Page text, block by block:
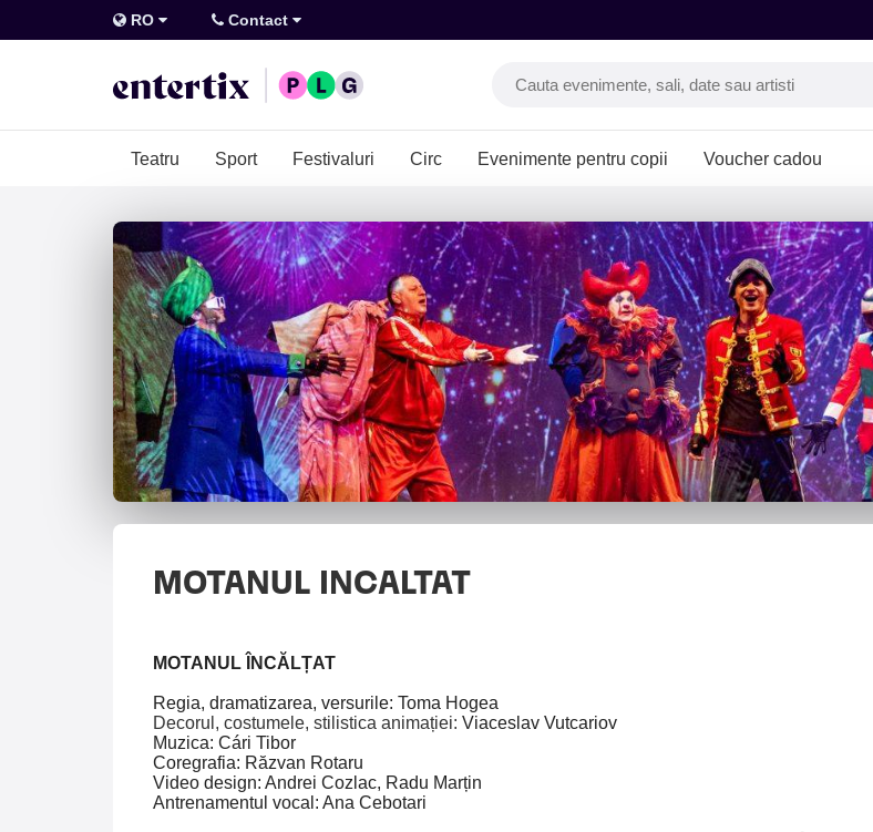
RO Contact
Teatru Sport Festivaluri Circ Evenimente pentru copii Voucher cadou
MOTANUL INCALTAT
MOTANUL ÎNCĂLȚAT
Regia, dramatizarea, versurile: Toma Hogea
Decorul, costumele, stilistica animației: Viaceslav Vutcariov
Muzica: Cári Tibor
Coregrafia: Răzvan Rotaru
Video design: Andrei Cozlac, Radu Marțin
Antrenamentul vocal: Ana Cebotari